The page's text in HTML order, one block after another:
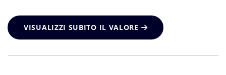
VISUALIZZI SUBITO IL VALORE